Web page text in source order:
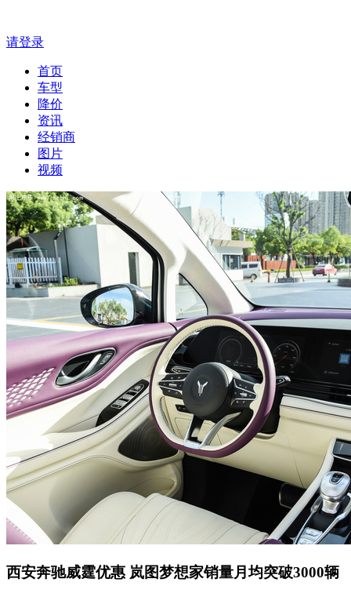
请登录
首页
车型
降价
资讯
经销商
图片
视频
西安奔驰威霆优惠 岚图梦想家销量月均突破3000辆